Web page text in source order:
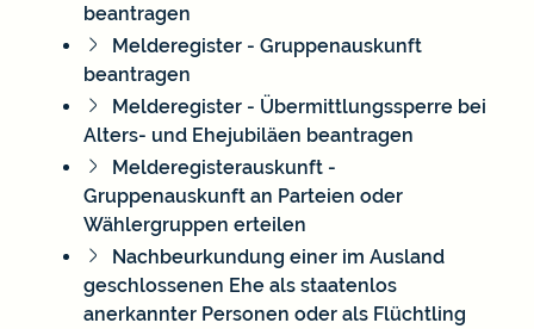
beantragen
Melderegister - Gruppenauskunft
beantragen
Melderegister - Übermittlungssperre bei
Alters- und Ehejubiläen beantragen
Melderegisterauskunft -
Gruppenauskunft an Parteien oder
Wählergruppen erteilen
Nachbeurkundung einer im Ausland
geschlossenen Ehe als staatenlos
anerkannter Personen oder als Flüchtling